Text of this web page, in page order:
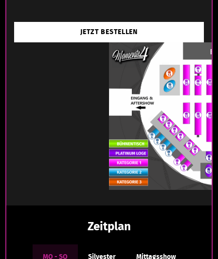
JETZT BESTELLEN
Zeitplan
MO - SO Silvester Mittagsshow